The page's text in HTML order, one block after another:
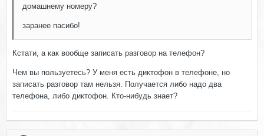
домашнему номеру?
заранее пасибо!
Кстати, а как вообще записать разговор на телефон?
Чем вы пользуетесь? У меня есть диктофон в телефоне, но
записать разговор там нельзя. Получается либо надо два
телефона, либо диктофон. Кто-нибудь знает?